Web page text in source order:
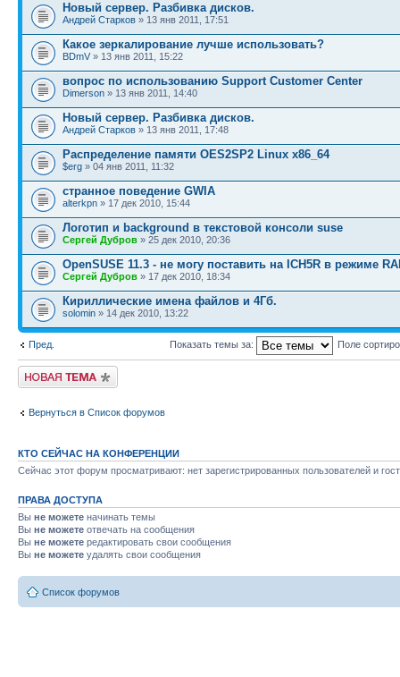
Новый сервер. Разбивка дисков.
Андрей Старков » 13 янв 2011, 17:51
Какое зеркалирование лучше использовать?
BDmV » 13 янв 2011, 15:22
вопрос по использованию Support Customer Center
Dimerson » 13 янв 2011, 14:40
Новый сервер. Разбивка дисков.
Андрей Старков » 13 янв 2011, 17:48
Распределение памяти OES2SP2 Linux x86_64
$erg » 04 янв 2011, 11:32
странное поведение GWIA
alterkpn » 17 дек 2010, 15:44
Логотип и background в текстовой консоли suse
Сергей Дубров » 25 дек 2010, 20:36
OpenSUSE 11.3 - не могу поставить на ICH5R в режиме
Сергей Дубров » 17 дек 2010, 18:34
Кириллические имена файлов и 4Гб.
solomin » 14 дек 2010, 13:22
Пред. Показать темы за: Поле
Новая тема
Вернуться в Список форумов
КТО СЕЙЧАС НА КОНФЕРЕНЦИИ
Сейчас этот форум просматривают: нет зарегистрированных пользователей и
ПРАВА ДОСТУПА
Вы не можете начинать темы
Вы не можете отвечать на сообщения
Вы не можете редактировать свои сообщения
Вы не можете удалять свои сообщения
Список форумов